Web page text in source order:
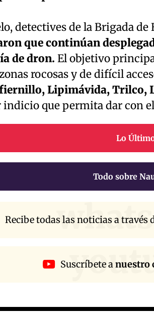
detectives de la Brigada
que continúan
de dron. El objetivo
rocosas y de difícil
Lipimávida, Trilco,
que permita dar con
Lo
Todo sobre
Recibe todas las noticias a través
Suscríbete anuestro